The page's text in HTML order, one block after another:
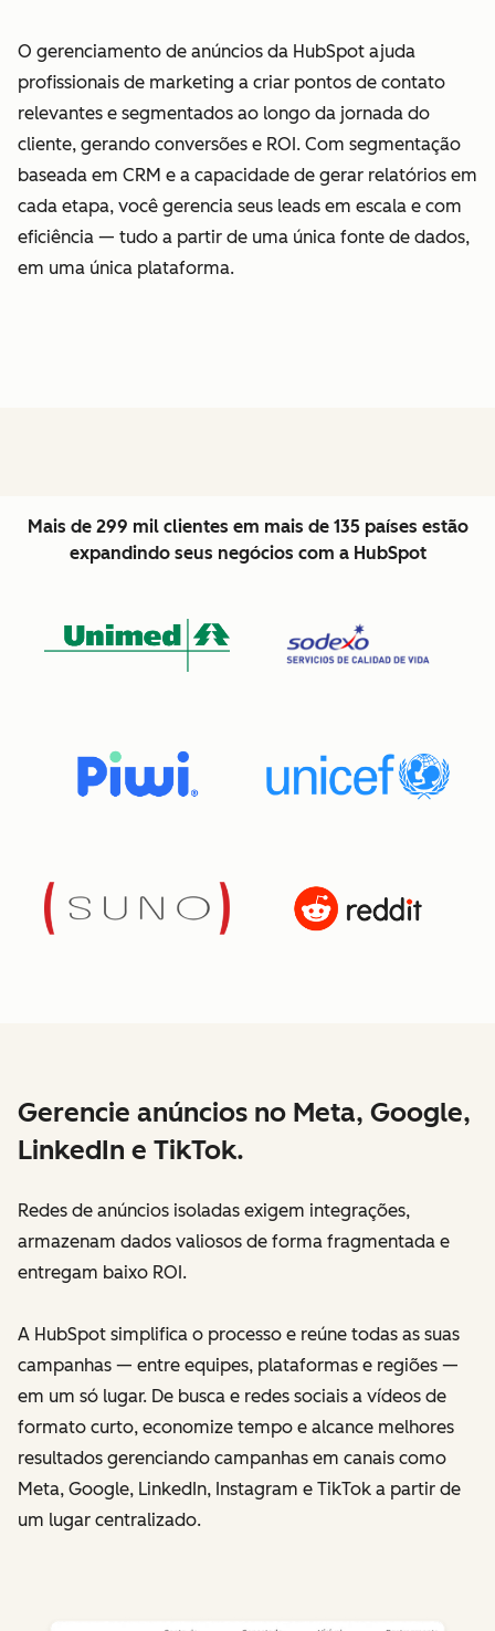
O gerenciamento de anúncios da HubSpot ajuda
profissionais de marketing a criar pontos de contato
relevantes e segmentados ao longo da jornada do
cliente, gerando conversões e ROI. Com segmentação
baseada em CRM e a capacidade de gerar relatórios em
cada etapa, você gerencia seus leads em escala e com
eficiência — tudo a partir de uma única fonte de dados,
em uma única plataforma.
Mais de 299 mil clientes em mais de 135 países estão
expandindo seus negócios com a HubSpot
Gerencie anúncios no Meta, Google,
LinkedIn e TikTok.
Redes de anúncios isoladas exigem integrações,
armazenam dados valiosos de forma fragmentada e
entregam baixo ROI.
A HubSpot simplifica o processo e reúne todas as suas
campanhas — entre equipes, plataformas e regiões —
em um só lugar. De busca e redes sociais a vídeos de
formato curto, economize tempo e alcance melhores
resultados gerenciando campanhas em canais como
Meta, Google, LinkedIn, Instagram e TikTok a partir de
um lugar centralizado.